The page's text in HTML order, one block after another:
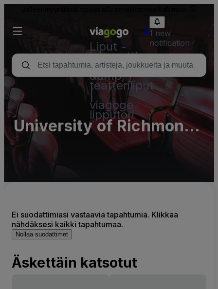
Liput -
konsertti,
urheilu
&amp;
teatteriliput
viagogo
lipputori
1 new
notification
University of Richmond
- Robins Center Parking
Ei suodattimiasi vastaavia tapahtumia. Klikkaa
nähdäksesi kaikki tapahtumaa.
Nollaa suodattimet
Äskettäin katsotut